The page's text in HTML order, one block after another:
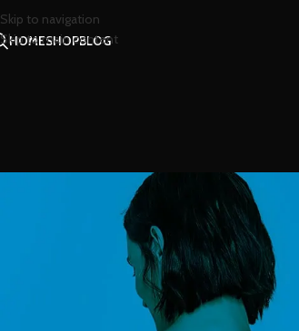
Skip to navigation
Skip to main content
HOMESHOPBLOG
กระจายกลิ่นหอม